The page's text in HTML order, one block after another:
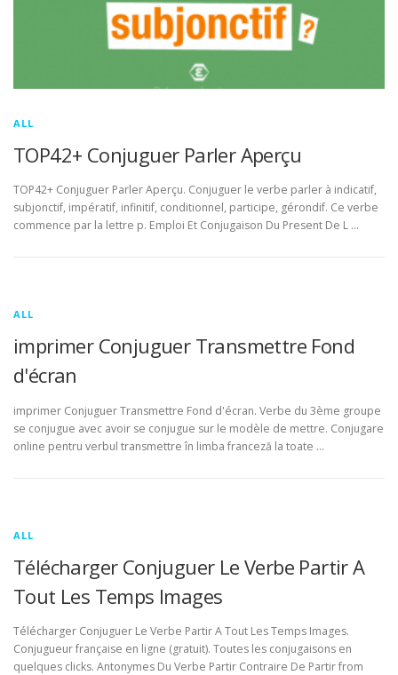
ALL
TOP42+ Conjuguer Parler Aperçu
TOP42+ Conjuguer Parler Aperçu. Conjuguer le verbe parler à indicatif,
subjonctif, impératif, infinitif, conditionnel, participe, gérondif. Ce verbe
commence par la lettre p. Emploi Et Conjugaison Du Present De L …
ALL
imprimer Conjuguer Transmettre Fond
d'écran
imprimer Conjuguer Transmettre Fond d'écran. Verbe du 3ème groupe
se conjugue avec avoir se conjugue sur le modèle de mettre. Conjugare
online pentru verbul transmettre în limba franceză la toate …
ALL
Télécharger Conjuguer Le Verbe Partir A
Tout Les Temps Images
Télécharger Conjuguer Le Verbe Partir A Tout Les Temps Images.
Conjugueur française en ligne (gratuit). Toutes les conjugaisons en
quelques clicks. Antonymes Du Verbe Partir Contraire De Partir from